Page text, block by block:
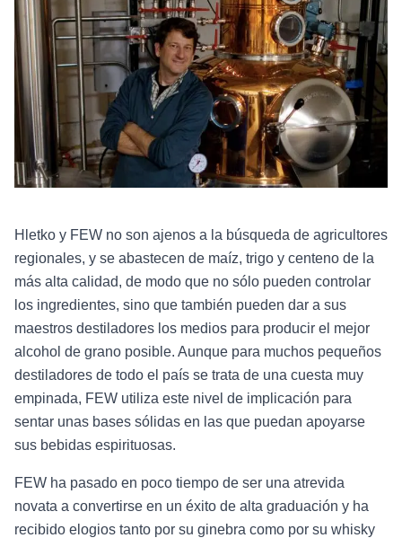
Hletko y FEW no son ajenos a la búsqueda de agricultores
regionales, y se abastecen de maíz, trigo y centeno de la
más alta calidad, de modo que no sólo pueden controlar
los ingredientes, sino que también pueden dar a sus
maestros destiladores los medios para producir el mejor
alcohol de grano posible. Aunque para muchos pequeños
destiladores de todo el país se trata de una cuesta muy
empinada, FEW utiliza este nivel de implicación para
sentar unas bases sólidas en las que puedan apoyarse
sus bebidas espirituosas.
FEW ha pasado en poco tiempo de ser una atrevida
novata a convertirse en un éxito de alta graduación y ha
recibido elogios tanto por su ginebra como por su whisky